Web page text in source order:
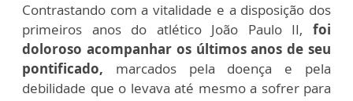
Contrastando com a vitalidade e a disposição dos
primeiros anos do atlético João Paulo II, foi
doloroso acompanhar os últimos anos de seu
pontificado, marcados pela doença e pela
debilidade que o levava até mesmo a sofrer para